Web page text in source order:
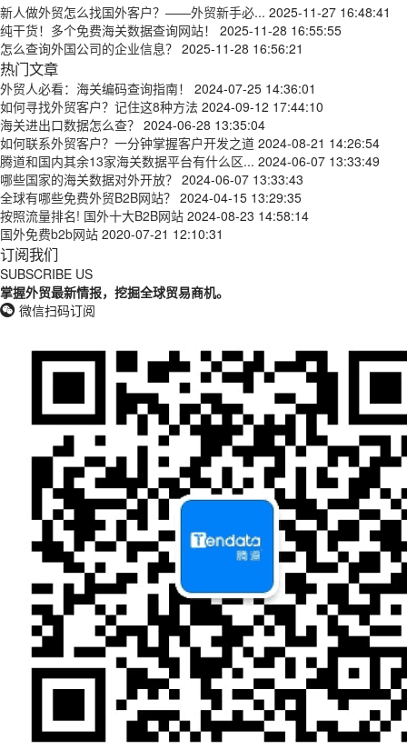
新人做外贸怎么找国外客户？——外贸新手必... 2025-11-27 16:48:41
纯干货！多个免费海关数据查询网站！
2025-11-28 16:55:55
怎么查询外国公司的企业信息？ 2025-11-28 16:56:21
热门文章
外贸人必看：海关编码查询指南！
2024-07-25 14:36:01
如何寻找外贸客户？记住这8种方法 2024-09-12 17:44:10
海关进出口数据怎么查？ 2024-06-28 13:35:04
如何联系外贸客户？一分钟掌握客户开发之道 2024-08-21 14:26:54
腾道和国内其余13家海关数据平台有什么区... 2024-06-07 13:33:49
哪些国家的海关数据对外开放？ 2024-06-07 13:33:43
全球有哪些免费外贸B2B网站？ 2024-04-15 13:29:35
按照流量排名! 国外十大B2B网站 2024-08-23 14:58:14
国外免费b2b网站 2020-07-21 12:10:31
订阅我们
SUBSCRIBE US
掌握外贸最新情报，挖掘全球贸易商机。
微信扫码订阅